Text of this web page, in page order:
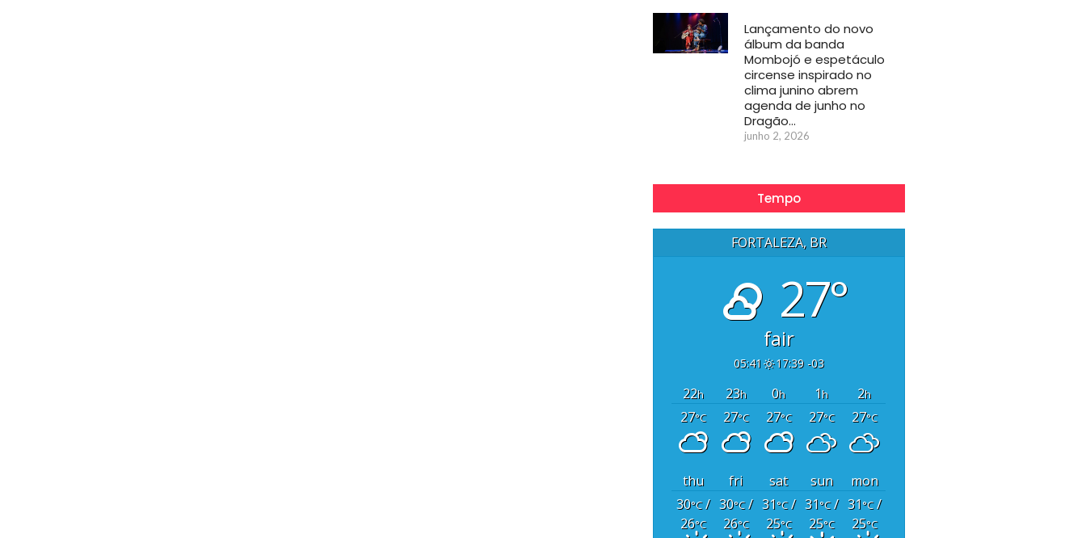
Lançamento do novo
álbum da banda
Mombojó e espetáculo
circense inspirado no
clima junino abrem
agenda de junho no
Dragão…
junho 2, 2026
Tempo
FORTALEZA, BR
27°
fair
05:41 17:39 -03
22h 23h 0h 1h 2h
27°C 27°C 27°C 27°C 27°C
thu fri sat sun
mon
30°C/
26°C
30°C/
26°C
31°C/
25°C
31°C/
25°C
31°C/
25°C